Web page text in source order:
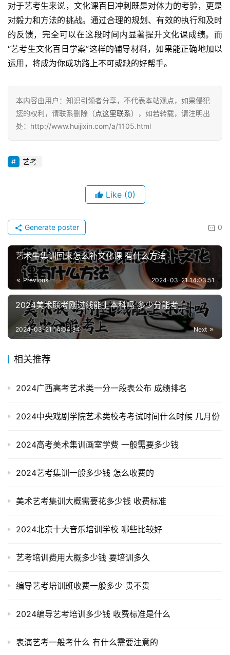
对于艺考生来说，文化课百日冲刺既是对体力的考验，更是
对毅力和方法的挑战。通过合理的规划、有效的执行和及时
的反馈，完全可以在这段时间内显著提升文化课成绩。而
“艺考生文化百日学案”这样的辅导材料，如果能正确地加以
运用，将成为你成功路上不可或缺的好帮手。
本内容由用户：知识引领者分享，不代表本站观点，如果侵犯
您的权利，请联系删除（点这里联系），如若转载，请注明出
处：http://www.huijixin.com/a/1105.html
艺考
Like (0)
0
Generate poster
艺术生集训回来怎么补文化课 有什么方法
Previous 2024-03-21 14:03:51
2024美术联考刚过线能上本科吗 多少分能考上
Next
2024-03-21 14:04:34
相关推荐
2024广西高考艺术类一分一段表公布 成绩排名
2024中央戏剧学院艺术类校考考试时间什么时候 几月份
2024高考美术集训画室学费 一般需要多少钱
2024艺考集训一般多少钱 怎么收费的
美术艺考集训大概需要花多少钱 收费标准
2024北京十大音乐培训学校 哪些比较好
艺考培训费用大概多少钱 要培训多久
编导艺考培训班收费一般多少 贵不贵
2024编导艺考培训多少钱 收费标准是什么
表演艺考一般考什么 有什么需要注意的